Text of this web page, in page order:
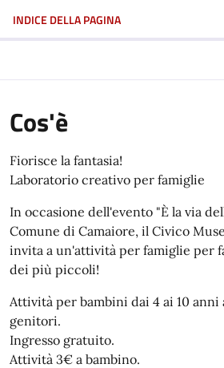
INDICE DELLA PAGINA
Cos'è
Fiorisce la fantasia!
Laboratorio creativo per famiglie
In occasione dell'evento "È la via
Comune di Camaiore, il Civico
invita a un'attività per famiglie per
dei più piccoli!
Attività per bambini dai 4 ai 10 anni
genitori.
Ingresso gratuito.
Attività 3€ a bambino.